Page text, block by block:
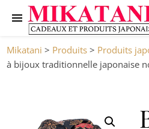
Mikatani > Produits > Produits
à bijoux traditionnelle japonaise